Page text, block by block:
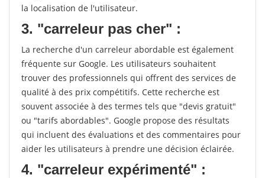
la localisation de l'utilisateur.
3. "carreleur pas cher" :
La recherche d'un carreleur abordable est également
fréquente sur Google. Les utilisateurs souhaitent
trouver des professionnels qui offrent des services de
qualité à des prix compétitifs. Cette recherche est
souvent associée à des termes tels que "devis gratuit"
ou "tarifs abordables". Google propose des résultats
qui incluent des évaluations et des commentaires pour
aider les utilisateurs à prendre une décision éclairée.
4. "carreleur expérimenté" :